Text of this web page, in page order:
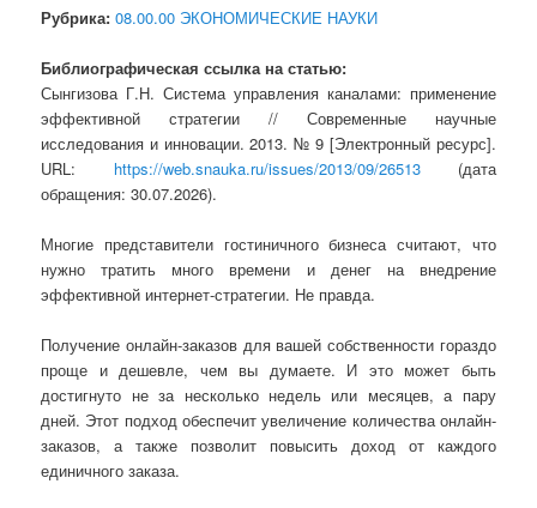
Рубрика: 08.00.00 ЭКОНОМИЧЕСКИЕ НАУКИ
Библиографическая ссылка на статью:
Сынгизова Г.Н. Система управления каналами: применение
эффективной стратегии // Современные научные
исследования и инновации. 2013. № 9 [Электронный ресурс].
URL: https://web.snauka.ru/issues/2013/09/26513(дата
обращения: 30.07.2026).
Многие представители гостиничного бизнеса считают, что
нужно тратить много времени и денег на внедрение
эффективной интернет-стратегии. Не правда.
Получение онлайн-заказов для вашей собственности гораздо
проще и дешевле, чем вы думаете. И это может быть
достигнуто не за несколько недель или месяцев, а пару
дней. Этот подход обеспечит увеличение количества онлайн-
заказов, а также позволит повысить доход от каждого
единичного заказа.